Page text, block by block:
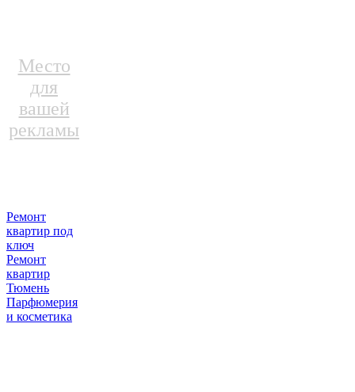
Место
для
вашей
рекламы
Ремонт
квартир под
ключ
Ремонт
квартир
Тюмень
Парфюмерия
и косметика